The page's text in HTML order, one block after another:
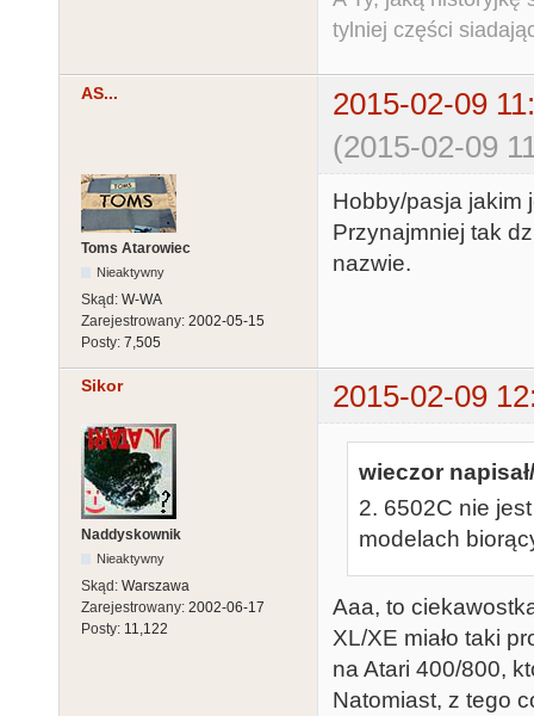
tylniej części
AS...
2015-02-09
(2015-02-09
Toms Atarowiec
Nieaktywny
Skąd: W-WA
Zarejestrowany: 2002-05-15
Posty: 7,505
Hobby/pasja jakim
Przynajmniej tak
nazwie.
Sikor 2015-02-09
Naddyskownik
Nieaktywny
Skąd: Warszawa
Zarejestrowany: 2002-06-17
Posty: 11,122
wieczor
2. 6502C nie
modelach
Aaa, to
XL/XE miało taki
na Atari 400/800,
Natomiast, z tego